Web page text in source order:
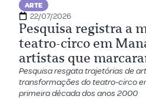
ARTE
22/07/2026
Pesquisa registra a
teatro-circo em
artistas que
Pesquisa resgata trajetórias de
transformações do teatro-circo
primeira década dos anos 2000